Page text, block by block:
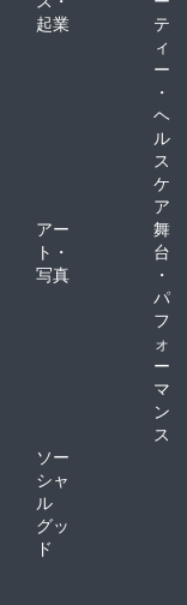
起業
テ
ィ
ー
・
ヘ
ル
ス
ケ
ア
アー
ト・
写真
舞
台
・
パ
フ
ォ
ー
マ
ン
ス
ソー
シャ
ル
グッ
ド